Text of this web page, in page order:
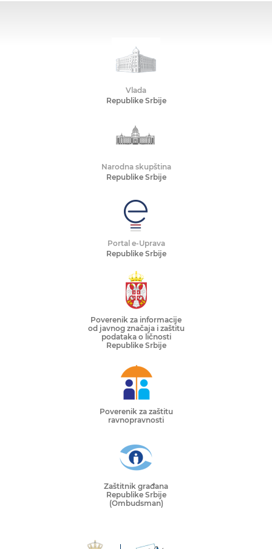
Vlada
Republike Srbije
Narodna skupština
Republike Srbije
Portal e-Uprava
Republike Srbije
Poverenik za informacije
od javnog značaja i zaštitu
podataka o ličnosti
Republike Srbije
Poverenik za zaštitu
ravnopravnosti
Zaštitnik građana
Republike Srbije
(Ombudsman)